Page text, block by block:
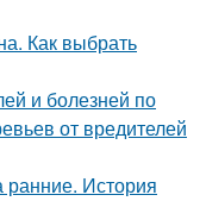
Как выбрать
и болезней по
от вредителей
ранние. История